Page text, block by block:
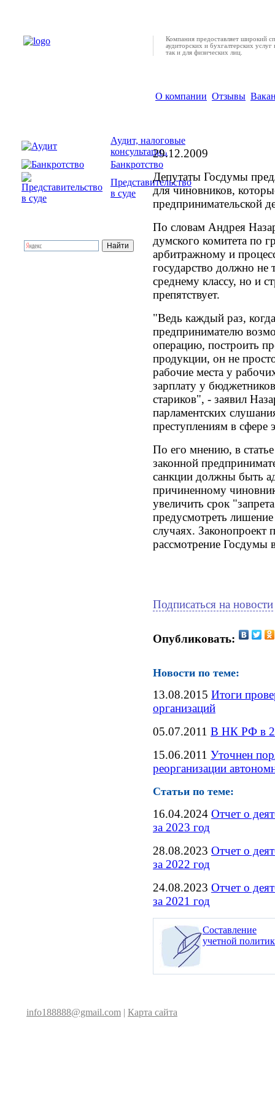
Аудит, налоговые
консультации
Банкротство
Представительство
в суде
Компания предоставляет широкий
аудиторских и бухгалтерских услуг
так и для физических лиц.
О компании Отзывы
деятельности
29.12.2009
Депутаты Госдумы
для чиновников,
предпринимательской
По словам Андрея
думского комитета по
арбитражному и
государство должно не
среднему классу, но и
препятствует.
"Ведь каждый раз,
предпринимателю
операцию, построить
продукции, он не
рабочие места у
зарплату у
стариков", - заявил
парламентских
преступлениям в сфере
По его мнению, в
законной
санкции должны быть
причиненному
увеличить срок
предусмотреть
случаях. Законопроект
рассмотрение
Подписаться на новости
Опубликовать:
Новости по теме:
13.08.2015 Итоги
организаций
05.07.2011 В НК РФ в
15.06.2011 Уточнен
реорганизации
Статьи по теме:
16.04.2024 Отчет о
за 2023 год
28.08.2023 Отчет о
за 2022 год
24.08.2023 Отчет о
за 2021 год
Составление
учетной
info188888@gmail.com | Карта сайта